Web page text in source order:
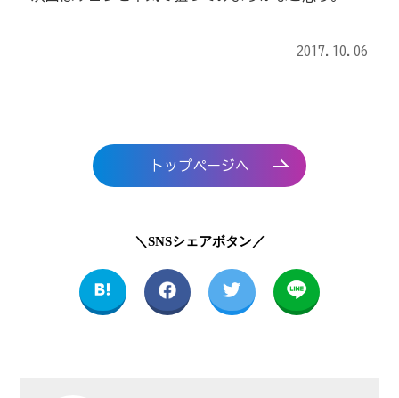
2017.10.06
トップページへ
＼SNSシェアボタン／